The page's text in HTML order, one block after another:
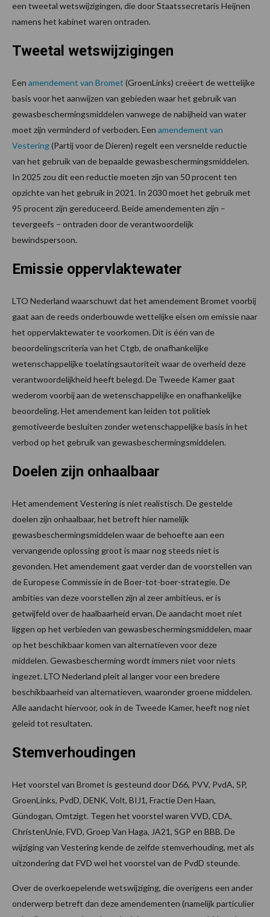
een tweetal wetswijzigingen, die door Staatssecretaris Heijnen
namens het kabinet waren ontraden.
Tweetal wetswijzigingen
Een amendement van Bromet (GroenLinks) creëert de wettelijke
basis voor het aanwijzen van gebieden waar het gebruik van
gewasbeschermingsmiddelen vanwege de nabijheid van water
moet zijn verminderd of verboden. Een amendement van
Vestering(Partij voor de Dieren) regelt een versnelde reductie
van het gebruik van de bepaalde gewasbeschermingsmiddelen.
In 2025 zou dit een reductie moeten zijn van 50 procent ten
opzichte van het gebruik in 2021. In 2030 moet het gebruik met
95 procent zijn gereduceerd. Beide amendementen zijn –
tevergeefs – ontraden door de verantwoordelijk
bewindspersoon.
Emissie oppervlaktewater
LTO Nederland waarschuwt dat het amendement Bromet voorbij
gaat aan de reeds onderbouwde wettelijke eisen om emissie naar
het oppervlaktewater te voorkomen. Dit is één van de
beoordelingscriteria van het Ctgb, de onafhankelijke
wetenschappelijke toelatingsautoriteit waar de overheid deze
verantwoordelijkheid heeft belegd. De Tweede Kamer gaat
wederom voorbij aan de wetenschappelijke en onafhankelijke
beoordeling. Het amendement kan leiden tot politiek
gemotiveerde besluiten zonder wetenschappelijke basis in het
verbod op het gebruik van gewasbeschermingsmiddelen.
Doelen zijn onhaalbaar
Het amendement Vestering is niet realistisch. De gestelde
doelen zijn onhaalbaar, het betreft hier namelijk
gewasbeschermingsmiddelen waar de behoefte aan een
vervangende oplossing groot is maar nog steeds niet is
gevonden. Het amendement gaat verder dan de voorstellen van
de Europese Commissie in de Boer-tot-boer-strategie. De
ambities van deze voorstellen zijn al zeer ambitieus, er is
getwijfeld over de haalbaarheid ervan. De aandacht moet niet
liggen op het verbieden van gewasbeschermingsmiddelen, maar
op het beschikbaar komen van alternatieven voor deze
middelen. Gewasbescherming wordt immers niet voor niets
ingezet. LTO Nederland pleit al langer voor een bredere
beschikbaarheid van alternatieven, waaronder groene middelen.
Alle aandacht hiervoor, ook in de Tweede Kamer, heeft nog niet
geleid tot resultaten.
Stemverhoudingen
Het voorstel van Bromet is gesteund door D66, PVV, PvdA, SP,
GroenLinks, PvdD, DENK, Volt, BIJ1, Fractie Den Haan,
Gündogan, Omtzigt. Tegen het voorstel waren VVD, CDA,
ChristenUnie, FVD, Groep Van Haga, JA21, SGP en BBB. De
wijziging van Vestering kende de zelfde stemverhouding, met als
uitzondering dat FVD wel het voorstel van de PvdD steunde.
Over de overkoepelende wetswijziging, die overigens een ander
onderwerp betreft dan deze amendementen (namelijk particulier